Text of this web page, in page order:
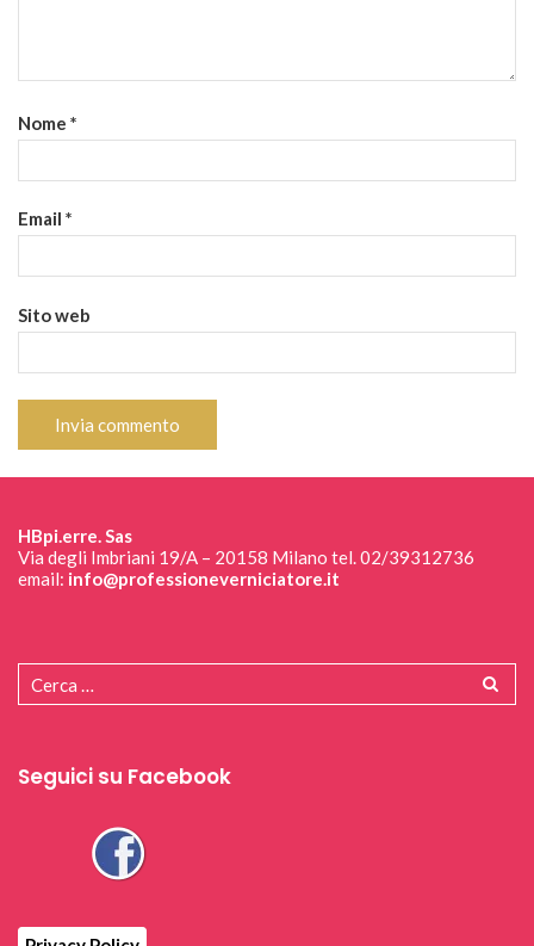
Nome *
Email *
Sito web
HBpi.erre. Sas
Via degli Imbriani 19/A – 20158 Milano tel. 02/39312736
email: info@professioneverniciatore.it
Seguici su Facebook